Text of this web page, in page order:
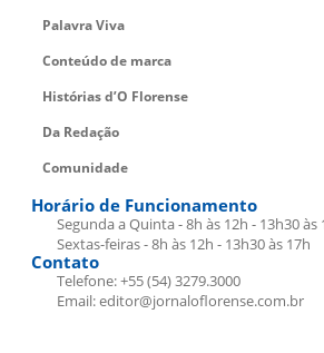
Palavra Viva
Conteúdo de marca
Histórias d’O Florense
Da Redação
Comunidade
Horário de Funcionamento
Segunda a Quinta - 8h às 12h - 13h30 às
Sextas-feiras - 8h às 12h - 13h30 às 17h
Contato
Telefone: +55 (54) 3279.3000
Email: editor@jornaloflorense.com.br